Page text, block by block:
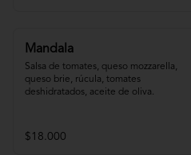
Mandala
Salsa de tomates, queso mozzarella,
queso brie, rúcula, tomates
deshidratados, aceite de oliva.
$18.000